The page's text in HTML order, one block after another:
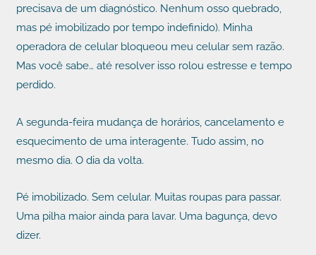
precisava de um diagnóstico. Nenhum osso quebrado,
mas pé imobilizado por tempo indefinido). Minha
operadora de celular bloqueou meu celular sem razão.
Mas você sabe… até resolver isso rolou estresse e tempo
perdido.
A segunda-feira mudança de horários, cancelamento e
esquecimento de uma interagente. Tudo assim, no
mesmo dia. O dia da volta.
Pé imobilizado. Sem celular. Muitas roupas para passar.
Uma pilha maior ainda para lavar. Uma bagunça, devo
dizer.